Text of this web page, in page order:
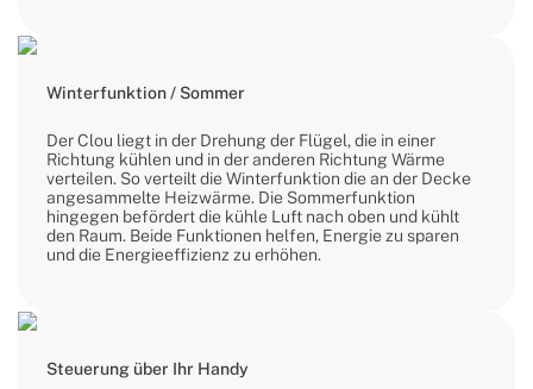
Winterfunktion / Sommer
Der Clou liegt in der Drehung der Flügel, die in einer
Richtung kühlen und in der anderen Richtung Wärme
verteilen. So verteilt die Winterfunktion die an der Decke
angesammelte Heizwärme. Die Sommerfunktion
hingegen befördert die kühle Luft nach oben und kühlt
den Raum. Beide Funktionen helfen, Energie zu sparen
und die Energieeffizienz zu erhöhen.
Steuerung über Ihr Handy